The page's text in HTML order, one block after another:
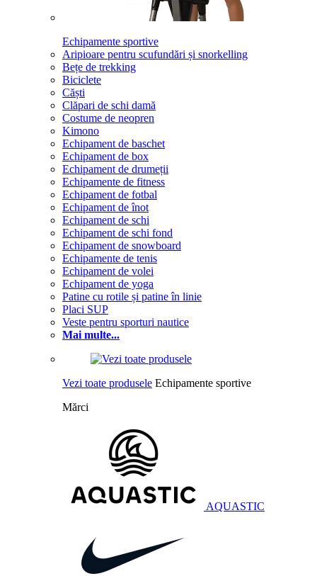
Echipamente sportive
Aripioare pentru scufundări și snorkelling
Bețe de trekking
Biciclete
Căști
Clăpari de schi damă
Costume de neopren
Kimono
Echipament de baschet
Echipament de box
Echipament de drumeții
Echipamente de fitness
Echipament de fotbal
Echipament de înot
Echipament de schi
Echipament de schi fond
Echipament de snowboard
Echipamente de tenis
Echipament de volei
Echipament de yoga
Patine cu rotile și patine în linie
Placi SUP
Veste pentru sporturi nautice
Mai multe...
Vezi toate produsele Echipamente sportive
Mărci
AQUASTIC